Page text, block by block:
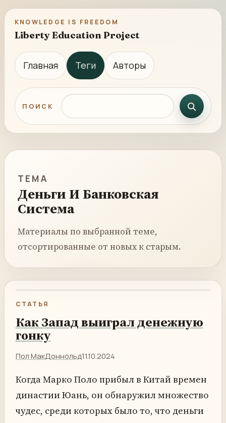
KNOWLEDGE IS FREEDOM
Liberty Education Project
Главная Теги Авторы
ПОИСК Поиск по сайту
ТЕМА
Деньги И Банковская
Система
Материалы по выбранной теме,
отсортированные от новых к старым.
СТАТЬЯ
Как Запад выиграл денежную
гонку
Пол МакДоннольд11.10.2024
Когда Марко Поло прибыл в Китай времен
династии Юань, он обнаружил множество
чудес, среди которых было то, что деньги